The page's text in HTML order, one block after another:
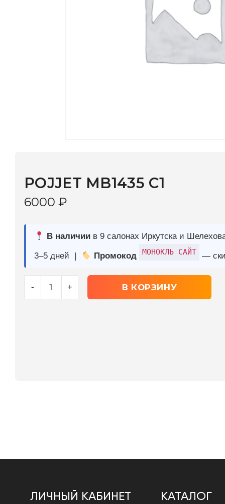
3–5 дней | Промокод
ЛИЧНЫЙ КАБИНЕТ КАТАЛОГ